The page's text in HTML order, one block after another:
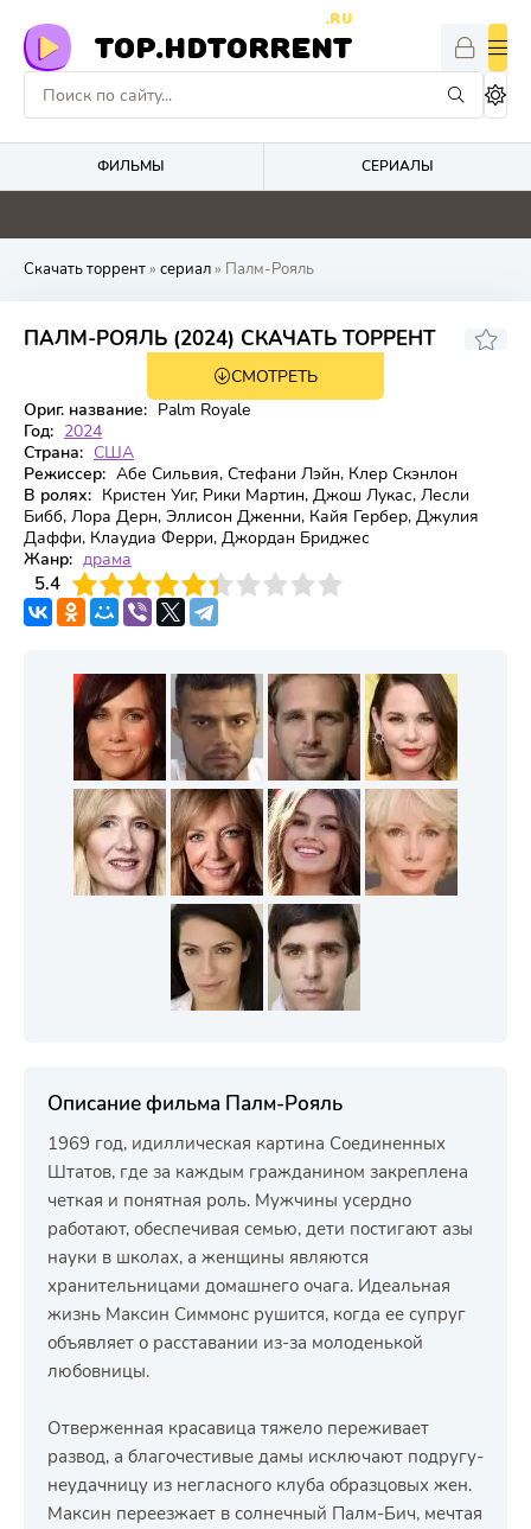
TOP.HDTORRENT
.RU
ФИЛЬМЫ СЕРИАЛЫ
0 0 0 0
Скачать торрент» сериал» Палм-Рояль
ПАЛМ-РОЯЛЬ (2024) СКАЧАТЬ ТОРРЕНТ
2 сезон 10 серия
6.583 6.8
СМОТРЕТЬ
Ориг. название: Palm Royale
Год: 2024
Страна: США
Режиссер: Абе Сильвия, Стефани Лэйн, Клер Скэнлон
В ролях: Кристен Уиг, Рики Мартин, Джош Лукас, Лесли
Бибб, Лора Дерн, Эллисон Дженни, Кайя Гербер, Джулия
Даффи, Клаудиа Ферри, Джордан Бриджес
Жанр: драма
5.4
4 6 7 8 9 10
Описание фильма Палм-Рояль
1969 год, идиллическая картина Соединенных
Штатов, где за каждым гражданином закреплена
четкая и понятная роль. Мужчины усердно
работают, обеспечивая семью, дети постигают азы
науки в школах, а женщины являются
хранительницами домашнего очага. Идеальная
жизнь Максин Симмонс рушится, когда ее супруг
объявляет о расставании из-за молоденькой
любовницы.
Отверженная красавица тяжело переживает
развод, а благочестивые дамы исключают подругу-
неудачницу из негласного клуба образцовых жен.
Максин переезжает в солнечный Палм-Бич, мечтая